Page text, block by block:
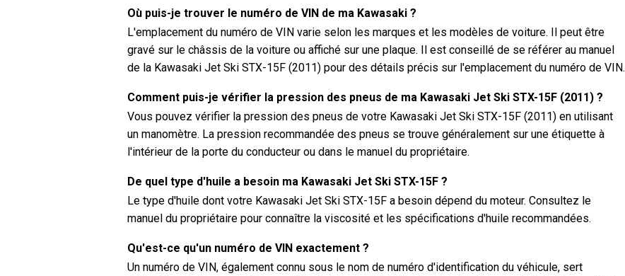
Où puis-je trouver le numéro de VIN de ma Kawasaki ?
L'emplacement du numéro de VIN varie selon les marques et les modèles de voiture. Il peut être
gravé sur le châssis de la voiture ou affiché sur une plaque. Il est conseillé de se référer au manuel
de la Kawasaki Jet Ski STX-15F (2011) pour des détails précis sur l'emplacement du numéro de VIN.
Comment puis-je vérifier la pression des pneus de ma Kawasaki Jet Ski STX-15F (2011) ?
Vous pouvez vérifier la pression des pneus de votre Kawasaki Jet Ski STX-15F (2011) en utilisant
un manomètre. La pression recommandée des pneus se trouve généralement sur une étiquette à
l'intérieur de la porte du conducteur ou dans le manuel du propriétaire.
De quel type d'huile a besoin ma Kawasaki Jet Ski STX-15F ?
Le type d'huile dont votre Kawasaki Jet Ski STX-15F a besoin dépend du moteur. Consultez le
manuel du propriétaire pour connaître la viscosité et les spécifications d'huile recommandées.
Qu'est-ce qu'un numéro de VIN exactement ?
Un numéro de VIN, également connu sous le nom de numéro d'identification du véhicule, sert